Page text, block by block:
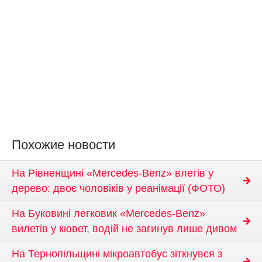
Похожие новости
На Рівненщині «Mercedes-Benz» влетів у
дерево: двоє чоловіків у реанімації (ФОТО)
На Буковині легковик «Mercedes-Benz»
вилетів у кювет, водій не загинув лише дивом
На Тернопільщині мікроавтобус зіткнувся з